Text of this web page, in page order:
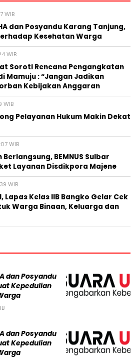
WIB
dan Posyandu Karang Tanjung,
Kesehatan Warga
WIB
Soroti Rencana Pengangkatan
Mamuju : “Jangan Jadikan
Kebijakan Anggaran
WIB
Pelayanan Hukum Makin Dekat
WIB
BEMNUS Sulbar
Layanan Disdikpora Majene
WIB
Lapas Kelas IIB Bangko Gelar Cek
Warga Binaan, Keluarga dan
dan Posyandu
Kepedulian
dan Posyandu
Kepedulian